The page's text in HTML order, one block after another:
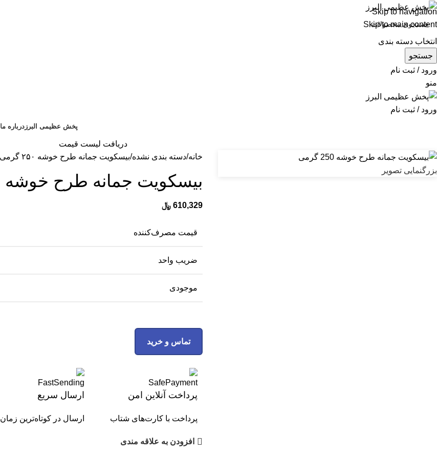
Skip to navigation
Skip to main content
انتخاب دسته بندی
جستجو
ورود / ثبت نام
منو
ورود / ثبت نام
پخش عظیمی البرز درباره ما
دریافت لیست قیمت
بزرگنمایی تصویر
خانه دسته بندی نشده بیسکویت جمانه طرح خوشه ۲۵۰ گرمی
بیسکویت جمانه طرح خوشه ۲۵۰ گرمی
610,329 ﷼
قیمت مصرف‌کننده
ضریب واحد
موجودی
تماس و خرید
پرداخت آنلاین امن
پرداخت با کارت‌های شتاب
ارسال سریع
ارسال در کوتاه‌ترین زمان
افزودن به علاقه مندی